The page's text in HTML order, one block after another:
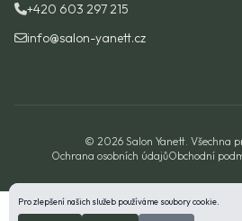
Pro zlepšení našich služeb používáme soubory cookie.
+420 603 297 215
info@salon-yanett.cz
© 2026 Salon Yanett. Všechna
Ochrana osobních údajůObchodní